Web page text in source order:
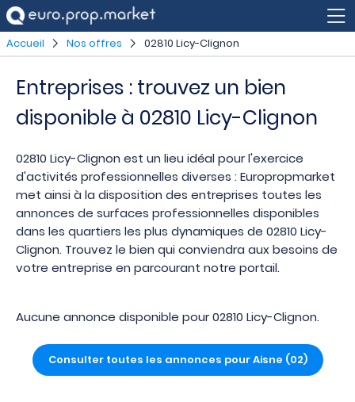
Accueil Nos offres 02810 Licy-Clignon
Entreprises : trouvez un bien
disponible à 02810 Licy-Clignon
02810 Licy-Clignon est un lieu idéal pour l'exercice
d'activités professionnelles diverses : Europropmarket
met ainsi à la disposition des entreprises toutes les
annonces de surfaces professionnelles disponibles
dans les quartiers les plus dynamiques de 02810 Licy-
Clignon. Trouvez le bien qui conviendra aux besoins de
votre entreprise en parcourant notre portail.
Aucune annonce disponible pour 02810 Licy-Clignon.
Consulter toutes les annonces pour Aisne (02)